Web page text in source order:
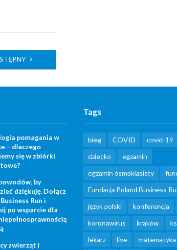
pomagania w
– dlaczego
się w zbiórki
by
dziękuję. Dołącz
Run i
po wsparcie dla
zwierząt i
Tags
bieg COVID covid-19
dziecko
egzamin
egzamin ósmoklasisty
Fundacja Poland Business
język polski
konferencja
koronawirus
kraków
lekarz
live matematyka